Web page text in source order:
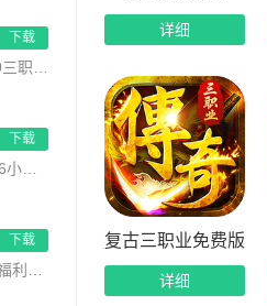
万界无双是全新180三职业神技觉醒复古专属传奇手游，复古玩法创新升级，无套路无暗坑！全地图掉落百件专属装备，...
下载
剑指王城是纯正1.76小极品三职业复古传奇手游，永久内置3折福利，完美复刻原版玛法画面与经典玩法！每日免费送...
下载
烈焰领主(散人沉默福利版)是主打全民打金的沉默福利传奇手游，装备高保值、游戏货币自由畅销！无需氪金，刷怪做任...
下载
详细
复古三职业免费版
详细